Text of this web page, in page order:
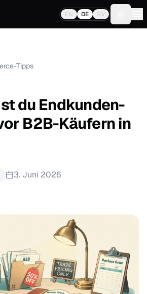
EN DE SV Toggle
Tipps
du Endkunden-
B2B-Käufern in
3. Juni 2026